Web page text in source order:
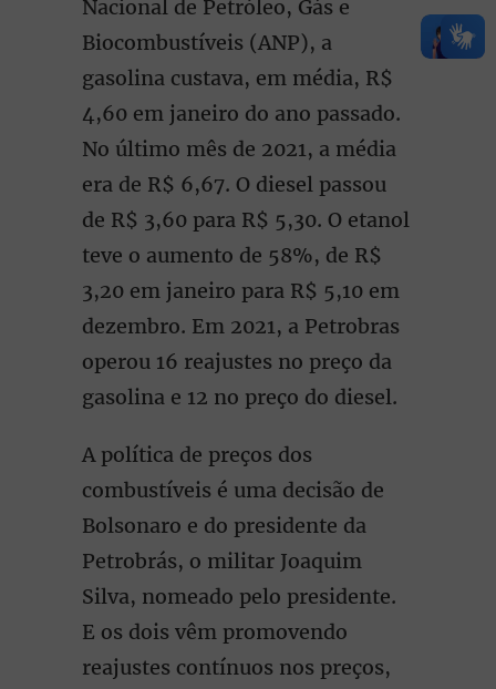
Nacional de Petróleo, Gás e
Biocombustíveis (ANP), a
gasolina custava, em média, R$
4,60 em janeiro do ano passado.
No último mês de 2021, a média
era de R$ 6,67. O diesel passou
de R$ 3,60 para R$ 5,30. O etanol
teve o aumento de 58%, de R$
3,20 em janeiro para R$ 5,10 em
dezembro. Em 2021, a Petrobras
operou 16 reajustes no preço da
gasolina e 12 no preço do diesel.
A política de preços dos
combustíveis é uma decisão de
Bolsonaro e do presidente da
Petrobrás, o militar Joaquim
Silva, nomeado pelo presidente.
E os dois vêm promovendo
reajustes contínuos nos preços,